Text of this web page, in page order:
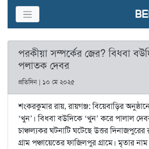
পরকীয়া সম্পর্কের জের? বিধবা
পলাতক দেবর
প্রতিদিন | ১০ মে ২০২৫
শংকরকুমার রায়, রায়গঞ্জ: বিয়েবাড়ির
‘খুন’। বিধবা বউদিকে ‘খুন’ করে পালাল
চাঞ্চল্যকর ঘটনাটি ঘটেছে উত্তর দিনাজপুরের
গ্রাম পঞ্চায়েতের ফাজিলপুর গ্রামে। মৃতার